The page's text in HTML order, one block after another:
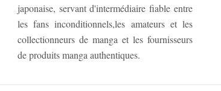
japonaise, servant d'intermédiaire fiable entre
les fans inconditionnels,les amateurs et les
collectionneurs de manga et les fournisseurs
de produits manga authentiques.